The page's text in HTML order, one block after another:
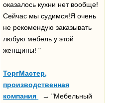
оказалось кухни нет вообще!
Сейчас мы судимся!Я очень
не рекомендую заказывать
любую мебель у этой
женщины! "
ТоргМастер,
производственная
компания
→ "Мебельный